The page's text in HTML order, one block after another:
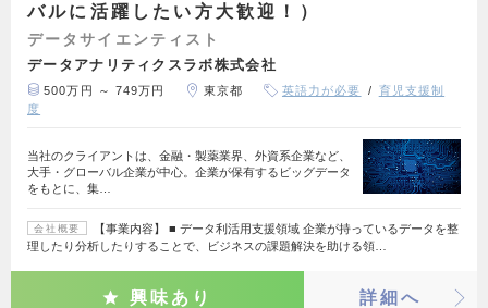
バルに活躍したい方大歓迎！）
データサイエンティスト
データアナリティクスラボ株式会社
500万円 ～ 749万円 東京都 英語力が必要
育児支援制
度
当社のクライアントは、金融・製薬業界、外資系企業など、
大手・グローバル企業が中心。企業が保有するビッグデータ
をもとに、集…
会社概要
【事業内容】 ■ データ利活用支援領域 企業が持っているデータを整
理したり分析したりすることで、ビジネスの課題解決を助ける領…
興味あり 詳細へ